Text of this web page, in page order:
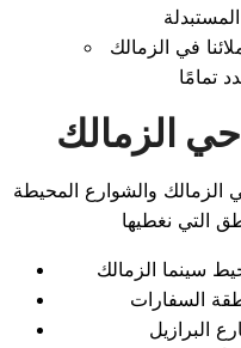
في الزمالك
الزمالك
والشوارع المحيطة